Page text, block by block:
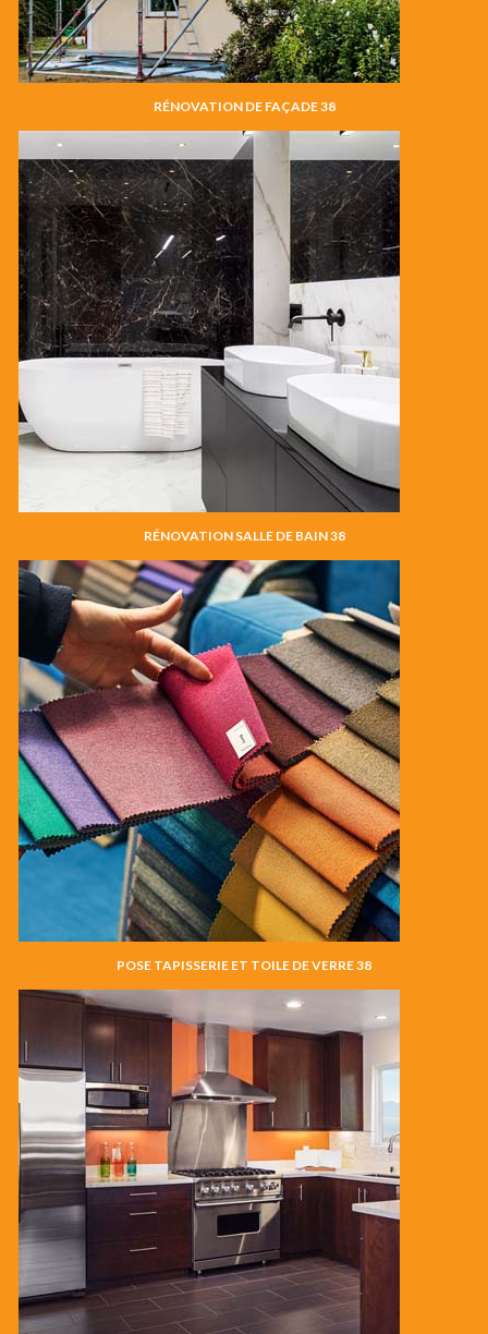
RÉNOVATION DE FAÇADE 38
RÉNOVATION SALLE DE BAIN 38
POSE TAPISSERIE ET TOILE DE VERRE 38